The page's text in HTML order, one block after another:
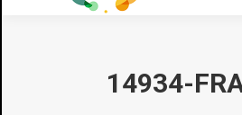
14934-